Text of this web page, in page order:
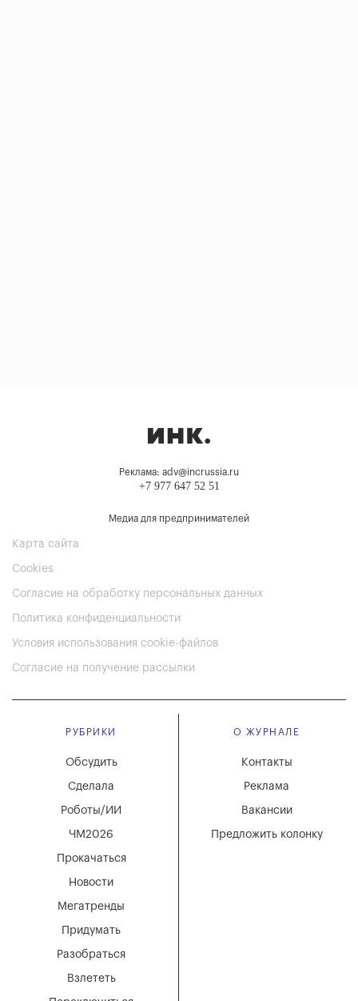
Реклама: adv@incrussia.ru
+7 977 647 52 51
Медиа для предпринимателей
Карта сайта
Cookies
Согласие на обработку персональных данных
Политика конфиденциальности
Условия использования cookie-файлов
Согласие на получение рассылки
РУБРИКИ
Мегатренды
Придумать
Разобраться
Взлететь
Новости
Обсудить
Сделала
Роботы/ИИ
ЧМ2026
Прокачаться
О ЖУРНАЛЕ
Вакансии
Реклама
Контакты
Предложить колонку